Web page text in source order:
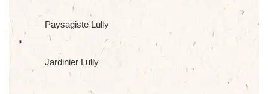
Paysagiste Lully
Jardinier Lully